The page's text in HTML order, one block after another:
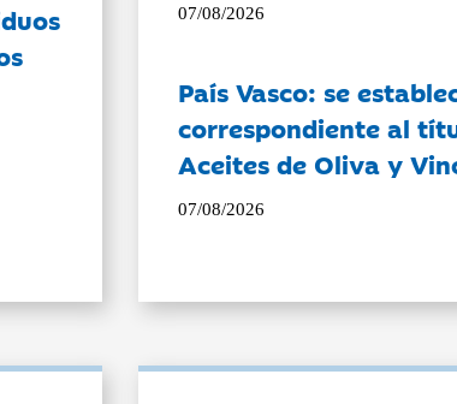
07/08/2026
País Vasco: se
correspondiente al
Aceites de Oliva y
07/08/2026